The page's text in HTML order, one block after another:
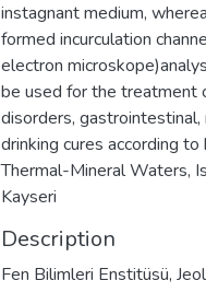
instagnant medium,
formed incurculation
electron
be used for the treatment
disorders,
drinking cures according
Thermal-Mineral Waters,
Kayseri
Description
Fen Bilimleri Enstitüsü,